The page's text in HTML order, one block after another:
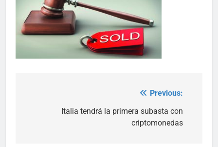
navigation
Previous:
Italia tendrá la primera subasta con
criptomonedas